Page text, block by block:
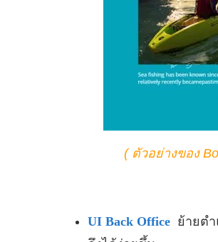
( ตัวอย่างของ
UI Back Office ย้ายตำ